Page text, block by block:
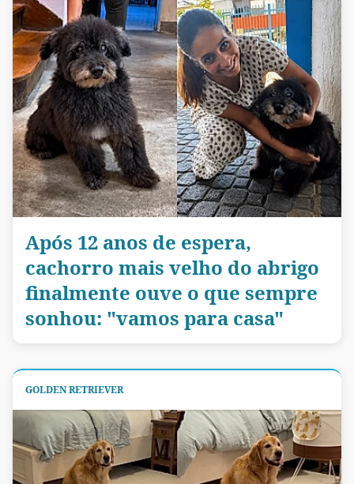
Após 12 anos de espera,
cachorro mais velho do abrigo
finalmente ouve o que sempre
sonhou: "vamos para casa"
GOLDEN RETRIEVER